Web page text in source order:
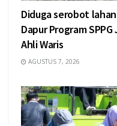
Diduga serobot
Dapur Program
Ahli Waris
AGUSTUS 7, 2026